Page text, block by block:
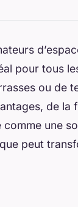
pour tous
ou de
de la
une
peut